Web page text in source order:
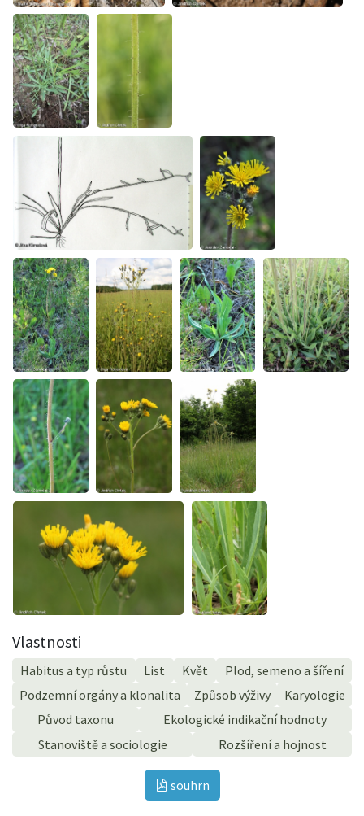
Vlastnosti
Habitus a typ růstu List Květ
Plod, semeno a šíření
Podzemní orgány a klonalita
Způsob výživy
Karyologie
Původ taxonu
Ekologické indikační hodnoty
Stanoviště a sociologie
Rozšíření a hojnost
souhrn